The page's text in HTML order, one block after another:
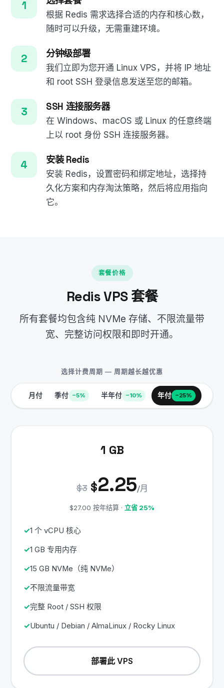
根据 Redis 需求选择合适的内存和核心数，
随时可以升级，无需重建环境。
分钟级部署
我们立即为您开通 Linux VPS，并将 IP 地址
和 root SSH 登录信息发送至您的邮箱。
SSH 连接服务器
在 Windows、macOS 或 Linux 的任意终端
上以 root 身份 SSH 连接服务器。
安装 Redis
安装 Redis，设置密码和绑定地址，选择持
久化方案和内存淘汰策略，然后将应用指向
它。
套餐价格
Redis VPS 套餐
所有套餐均包含纯 NVMe 存储、不限流量带
宽、完整访问权限和即时开通。
选择计费周期 — 周期越长越优惠
月付 季付 −5% 半年付 −10% 年付 −25%
1 GB
$3 $2.25/月
$27.00 按年结算 · 立省 25%
1 个 vCPU 核心
1 GB 专用内存
15 GB NVMe（纯 NVMe）
不限流量带宽
完整 Root / SSH 权限
Ubuntu / Debian / AlmaLinux / Rocky Linux
部署此 VPS